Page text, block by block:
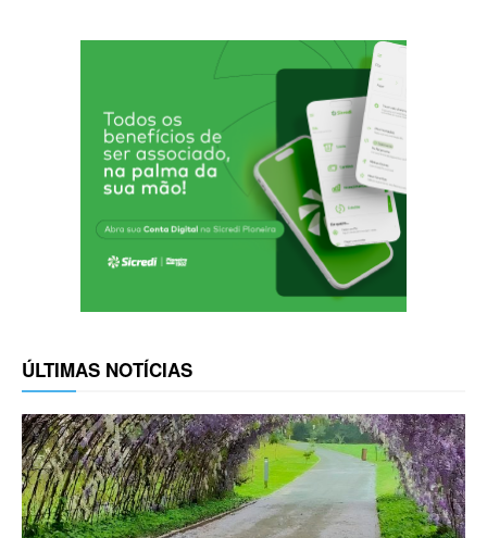
ÚLTIMAS NOTÍCIAS